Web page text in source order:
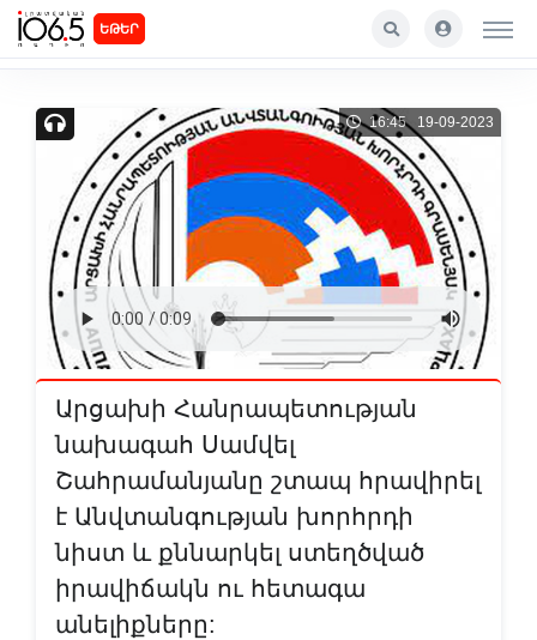
ԵԹԵՐ
16:45 19-09-2023
Արցախի Հանրապետության
նախագահ Սամվել
Շահրամանյանը շտապ հրավիրել
է Անվտանգության խորհրդի
նիստ և քննարկել ստեղծված
իրավիճակն ու հետագա
անելիքները: